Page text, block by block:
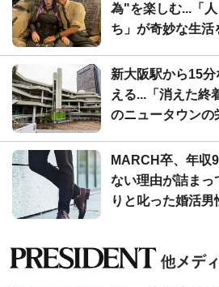
為"を楽しむ...「
ち」が奇妙な生活
新大阪駅から15
える...「消えた終
のニュータウンの
MARCH卒、年収
ない理由が詰まっ
りと叱った婚活男